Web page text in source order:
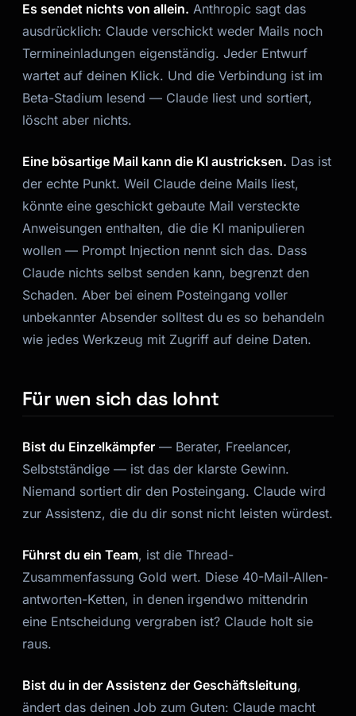
Es sendet nichts von allein. Anthropic sagt das
ausdrücklich: Claude verschickt weder Mails noch
Termineinladungen eigenständig. Jeder Entwurf
wartet auf deinen Klick. Und die Verbindung ist im
Beta-Stadium lesend — Claude liest und sortiert,
löscht aber nichts.
Eine bösartige Mail kann die KI austricksen. Das ist
der echte Punkt. Weil Claude deine Mails liest,
könnte eine geschickt gebaute Mail versteckte
Anweisungen enthalten, die die KI manipulieren
wollen — Prompt Injection nennt sich das. Dass
Claude nichts selbst senden kann, begrenzt den
Schaden. Aber bei einem Posteingang voller
unbekannter Absender solltest du es so behandeln
wie jedes Werkzeug mit Zugriff auf deine Daten.
Für wen sich das lohnt
Bist du Einzelkämpfer — Berater, Freelancer,
Selbstständige — ist das der klarste Gewinn.
Niemand sortiert dir den Posteingang. Claude wird
zur Assistenz, die du dir sonst nicht leisten würdest.
Führst du ein Team, ist die Thread-
Zusammenfassung Gold wert. Diese 40-Mail-Allen-
antworten-Ketten, in denen irgendwo mittendrin
eine Entscheidung vergraben ist? Claude holt sie
raus.
Bist du in der Assistenz der Geschäftsleitung,
ändert das deinen Job zum Guten: Claude macht